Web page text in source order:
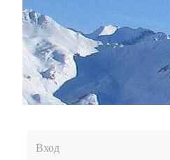
Вход